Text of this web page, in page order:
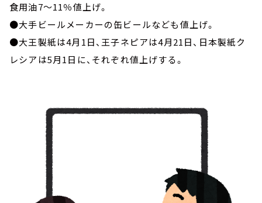
食用油7～11％値上げ。
●大手ビールメーカーの缶ビールなども値上げ。
●大王製紙は4月1日、王子ネピアは4月21日、日本製紙ク
レシアは5月1日に、それぞれ値上げする。